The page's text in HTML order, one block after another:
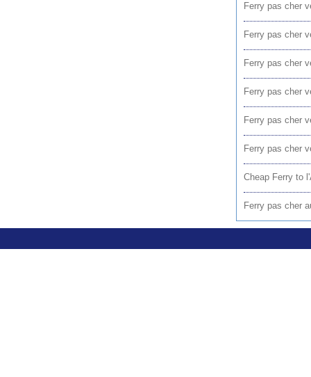
Ferry pas cher
Ferry pas cher
Ferry pas cher
Ferry pas cher
Ferry pas cher
Ferry pas cher
Cheap Ferry to
Ferry pas cher